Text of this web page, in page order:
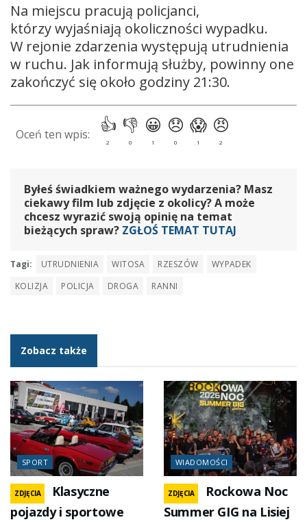
Na miejscu pracują policjanci,
którzy wyjaśniają okoliczności wypadku.
W rejonie zdarzenia występują utrudnienia
w ruchu. Jak informują służby, powinny one
zakończyć się około godziny 21:30.
Byłeś świadkiem ważnego wydarzenia? Masz
ciekawy film lub zdjęcie z okolicy? A może
chcesz wyrazić swoją opinię na temat
bieżących spraw? ZGŁOŚ TEMAT TUTAJ
Tagi: UTRUDNIENIA WITOSA RZESZÓW
WYPADEK
KOLIZJA
POLICJA DROGA RANNI
Zobacz także
SPORT
ZDJĘCIA
Klasyczne
pojazdy i sportowe
WIADOMOŚCI
ZDJĘCIA
Rockowa Noc
Summer GIG na Lisiej